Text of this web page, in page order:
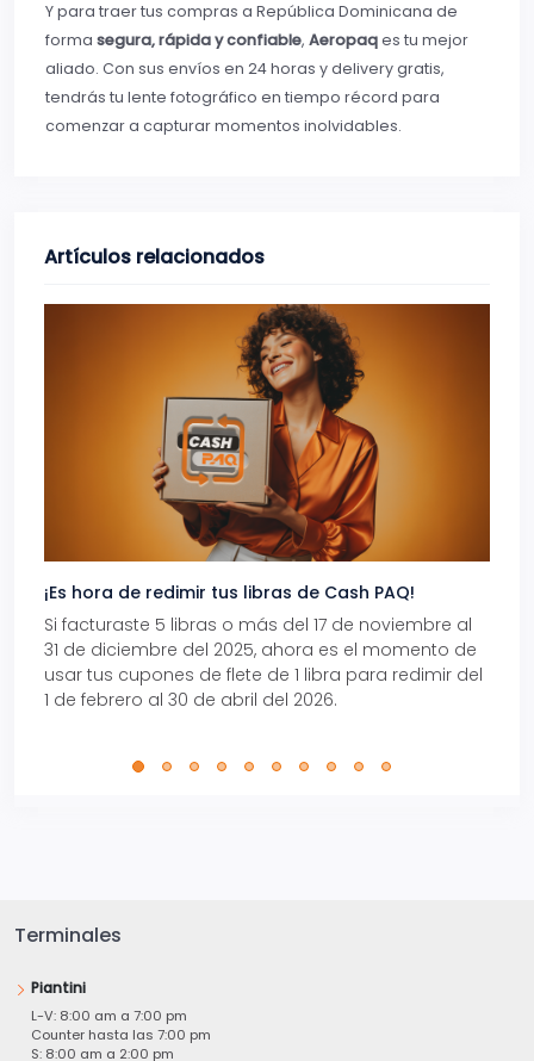
Y para traer tus compras a República Dominicana de
forma segura, rápida y confiable, Aeropaqes tu mejor
aliado. Con sus envíos en 24 horas y delivery gratis,
tendrás tu lente fotográfico en tiempo récord para
comenzar a capturar momentos inolvidables.
Artículos relacionados
¡Es hora de redimir tus libras de Cash PAQ!
Si facturaste 5 libras o más del 17 de noviembre al
31 de diciembre del 2025, ahora es el momento de
usar tus cupones de flete de 1 libra para redimir del
1 de febrero al 30 de abril del 2026.
Terminales
Piantini
L-V: 8:00 am a 7:00 pm
Counter hasta las 7:00 pm
S: 8:00 am a 2:00 pm